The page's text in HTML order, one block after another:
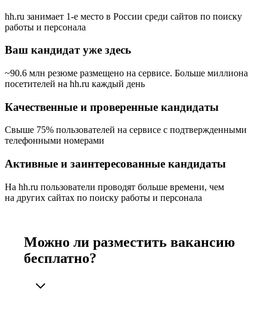
hh.ru занимает 1-е место в России среди сайтов по поиску
работы и персонала
Ваш кандидат уже здесь
~90.6 млн резюме размещено на сервисе. Больше миллиона
посетителей на hh.ru каждый день
Качественные и проверенные кандидаты
Свыше 75% пользователей на сервисе с подтвержденными
телефонными номерами
Активные и заинтересованные кандидаты
На hh.ru пользователи проводят больше времени, чем
на других сайтах по поиску работы и персонала
Можно ли разместить вакансию
бесплатно?